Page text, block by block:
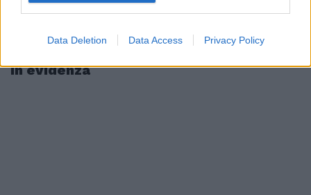
Data Deletion Data Access Privacy Policy
In evidenza